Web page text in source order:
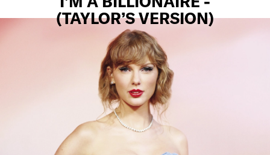
(TAYLOR’S VERSION)